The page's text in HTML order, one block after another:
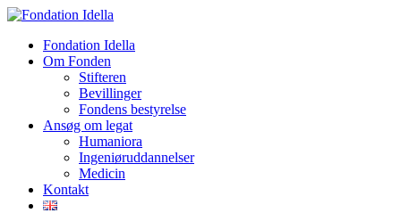
Fondation Idella
Om Fonden
Stifteren
Bevillinger
Fondens bestyrelse
Ansøg om legat
Humaniora
Ingeniøruddannelser
Medicin
Kontakt